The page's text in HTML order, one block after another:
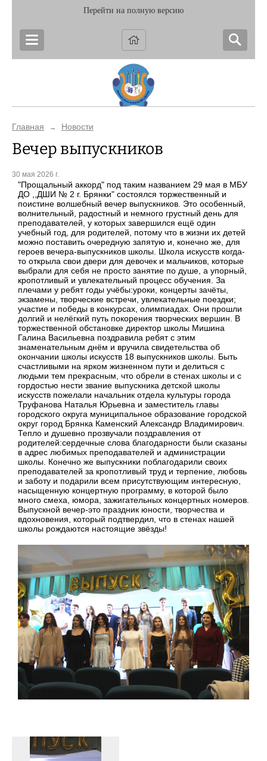
Перейти на полную версию
Главная → Новости
Вечер выпускников
30 мая 2026 г.
"Прощальный аккорд" под таким названием 29 мая в МБУ
ДО ,,ДШИ № 2 г. Брянки" состоялся торжественный и
поистине волшебный вечер выпускников. Это особенный,
волнительный, радостный и немного грустный день для
преподавателей, у которых завершился ещё один
учебный год, для родителей, потому что в жизни их детей
можно поставить очередную запятую и, конечно же, для
героев вечера-выпускников школы. Школа искусств когда-
то открыла свои двери для девочек и мальчиков, которые
выбрали для себя не просто занятие по душе, а упорный,
кропотливый и увлекательный процесс обучения. За
плечами у ребят годы учёбы:уроки, концерты зачёты,
экзамены, творческие встречи, увлекательные поездки;
участие и победы в конкурсах, олимпиадах. Они прошли
долгий и нелёгкий путь покорения творческих вершин. В
торжественной обстановке директор школы Мишина
Галина Васильевна поздравила ребят с этим
знаменательным днём и вручила свидетельства об
окончании школы искусств 18 выпускников школы. Быть
счастливыми на ярком жизненном пути и делиться с
людьми тем прекрасным, что обрели в стенах школы и с
гордостью нести звание выпускника детской школы
искусств пожелали начальник отдела культуры города
Труфанова Наталья Юрьевна и заместитель главы
городского округа муниципальное образование городской
округ город Брянка Каменский Александр Владимирович.
Тепло и душевно прозвучали поздравления от
родителей:сердечные слова благодарности были сказаны
в адрес любимых преподавателей и администрации
школы. Конечно же выпускники поблагодарили своих
преподавателей за кропотливый труд и терпение, любовь
и заботу и подарили всем присутствующим интересную,
насыщенную концертную программу, в которой было
много смеха, юмора, зажигательных концертных номеров.
Выпускной вечер-это праздник юности, творчества и
вдохновения, который подтвердил, что в стенах нашей
школы рождаются настоящие звёзды!